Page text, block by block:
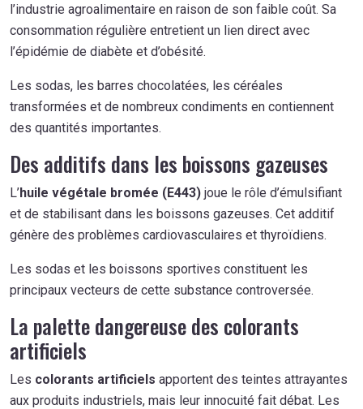
l’industrie agroalimentaire en raison de son faible coût. Sa
consommation régulière entretient un lien direct avec
l’épidémie de diabète et d’obésité.
Les sodas, les barres chocolatées, les céréales
transformées et de nombreux condiments en contiennent
des quantités importantes.
Des additifs dans les boissons gazeuses
L’huile végétale bromée (E443) joue le rôle d’émulsifiant
et de stabilisant dans les boissons gazeuses. Cet additif
génère des problèmes cardiovasculaires et thyroïdiens.
Les sodas et les boissons sportives constituent les
principaux vecteurs de cette substance controversée.
La palette dangereuse des colorants
artificiels
Les colorants artificiels apportent des teintes attrayantes
aux produits industriels, mais leur innocuité fait débat. Les